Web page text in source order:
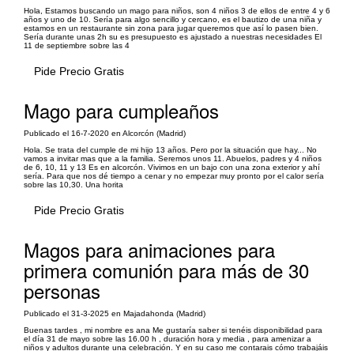
Hola, Estamos buscando un mago para niños, son 4 niños 3 de ellos de entre 4 y 6
años y uno de 10. Sería para algo sencillo y cercano, es el bautizo de una niña y
estamos en un restaurante sin zona para jugar queremos que así lo pasen bien.
Sería durante unas 2h su es presupuesto es ajustado a nuestras necesidades El
11 de septiembre sobre las 4
Pide Precio Gratis
Mago para cumpleaños
Publicado el 16-7-2020 en Alcorcón (Madrid)
Hola. Se trata del cumple de mi hijo 13 años. Pero por la situación que hay... No
vamos a invitar mas que a la familia. Seremos unos 11. Abuelos, padres y 4 niños
de 6, 10, 11 y 13 Es en alcorcón. Vivimos en un bajo con una zona exterior y ahí
sería. Para que nos dé tiempo a cenar y no empezar muy pronto por el calor sería
sobre las 10,30. Una horita
Pide Precio Gratis
Magos para animaciones para
primera comunión para más de 30
personas
Publicado el 31-3-2025 en Majadahonda (Madrid)
Buenas tardes , mi nombre es ana Me gustaría saber si tenéis disponibilidad para
el día 31 de mayo sobre las 16.00 h , duración hora y media , para amenizar a
niños y adultos durante una celebración. Y en su caso me contarais cómo trabajáis